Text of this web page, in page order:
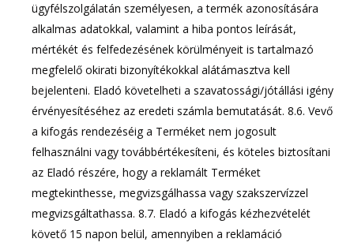
ügyfélszolgálatán személyesen, a termék azonosítására
alkalmas adatokkal, valamint a hiba pontos leírását,
mértékét és felfedezésének körülményeit is tartalmazó
megfelelő okirati bizonyítékokkal alátámasztva kell
bejelenteni. Eladó követelheti a szavatossági/jótállási igény
érvényesítéséhez az eredeti számla bemutatását. 8.6. Vevő
a kifogás rendezéséig a Terméket nem jogosult
felhasználni vagy továbbértékesíteni, és köteles biztosítani
az Eladó részére, hogy a reklamált Terméket
megtekinthesse, megvizsgálhassa vagy szakszervízzel
megvizsgáltathassa. 8.7. Eladó a kifogás kézhezvételét
követő 15 napon belül, amennyiben a reklamáció